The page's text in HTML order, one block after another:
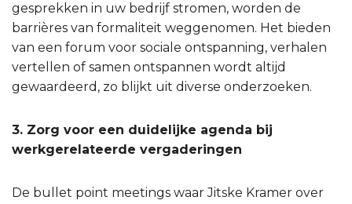
gesprekken in uw bedrijf stromen, worden de
barrières van formaliteit weggenomen. Het bieden
van een forum voor sociale ontspanning, verhalen
vertellen of samen ontspannen wordt altijd
gewaardeerd, zo blijkt uit diverse onderzoeken.
3. Zorg voor een duidelijke agenda bij
werkgerelateerde vergaderingen
De bullet point meetings waar Jitske Kramer over